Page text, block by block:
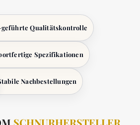
geführte Qualitätskontrolle
Spezifikationen
Nachbestellungen